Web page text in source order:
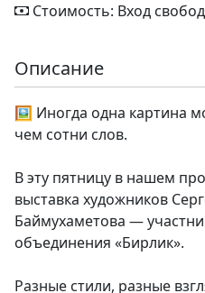
Стоимость: Вход
Описание
🖼 Иногда одна картина
чем сотни слов.
В эту пятницу в нашем
выставка художников
Баймухаметова —
объединения «Бирлик».
Разные стили, разные